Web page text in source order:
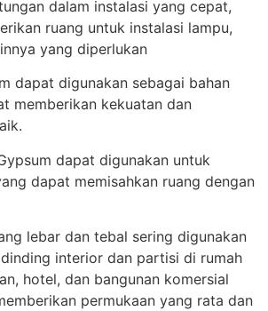
dalam instalasi yang cepat,
ruang untuk instalasi lampu,
yang diperlukan
dapat digunakan sebagai bahan
memberikan kekuatan dan
dapat digunakan untuk
dapat memisahkan ruang dengan
lebar dan tebal sering digunakan
interior dan partisi di rumah
hotel, dan bangunan komersial
permukaan yang rata dan